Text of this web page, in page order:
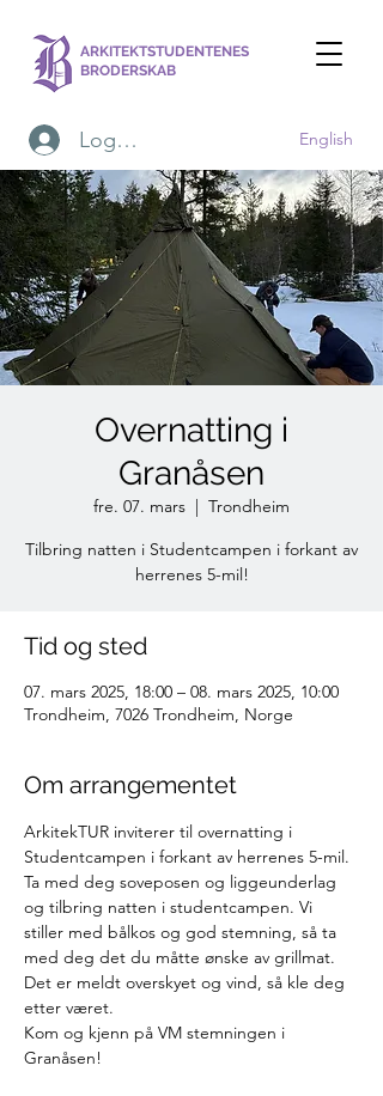
ARKITEKTSTUDENTENES
BRODERSKAB
English
Logg inn
Overnatting i
Granåsen
fre. 07. mars
  |
Trondheim
Tilbring natten i Studentcampen i forkant av
herrenes 5-mil!
Tid og sted
07. mars 2025, 18:00 – 08. mars 2025, 10:00
Trondheim, 7026 Trondheim, Norge
Om arrangementet
ArkitekTUR inviterer til overnatting i
Studentcampen i forkant av herrenes 5-mil.
Ta med deg soveposen og liggeunderlag
og tilbring natten i studentcampen. Vi
stiller med bålkos og god stemning, så ta
med deg det du måtte ønske av grillmat.
Det er meldt overskyet og vind, så kle deg
etter været.
Kom og kjenn på VM stemningen i
Granåsen!